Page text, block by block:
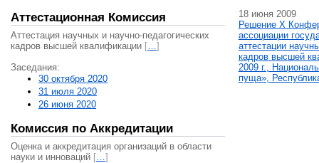
Аттестационная Комиссия
Аттестация научных и научно-педагогических
кадров высшей квалификации […]
Заседания:
30 октября 2020
31 июля 2020
26 июня 2020
Комиссия по Аккредитации
Оценка и аккредитация организаций в области
науки и инноваций […]
18 июня 2009
Решение X
ассоциации
аттестации
кадров высшей
2009 г.,
пуща»,